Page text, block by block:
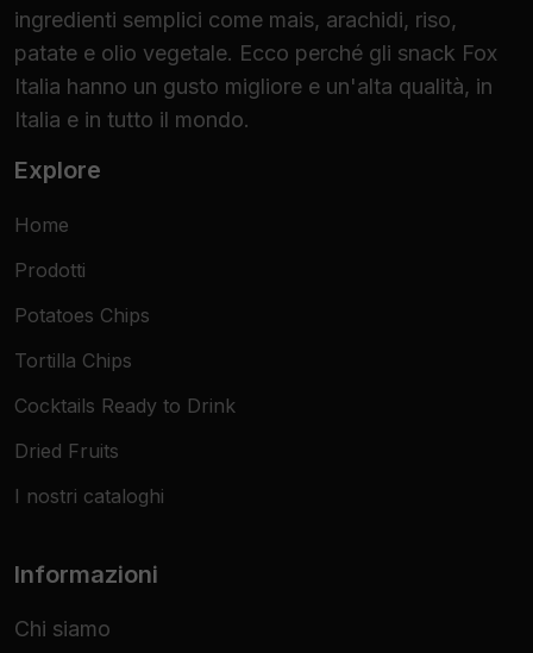
ingredienti semplici come mais, arachidi, riso,
patate e olio vegetale. Ecco perché gli snack Fox
Italia hanno un gusto migliore e un'alta qualità, in
Italia e in tutto il mondo.
Explore
Home
Prodotti
Potatoes Chips
Tortilla Chips
Cocktails Ready to Drink
Dried Fruits
I nostri cataloghi
Informazioni
Chi siamo